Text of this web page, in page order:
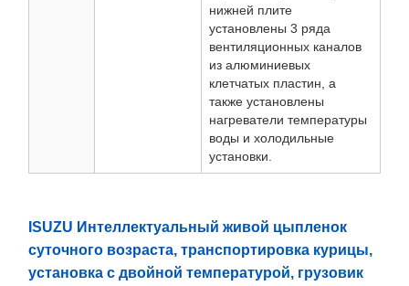
нижней плите
установлены 3 ряда
вентиляционных каналов
из алюминиевых
клетчатых пластин, а
также установлены
нагреватели температуры
воды и холодильные
установки.
ISUZU Интеллектуальный живой цыпленок
суточного возраста, транспортировка курицы,
установка с двойной температурой, грузовик